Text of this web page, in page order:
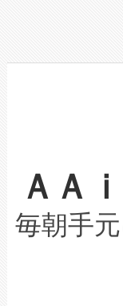
上げお
設備整
加組織
選定さ
取得で
設には
最高経営
す。「
ームを
増加し
る電力
事業者
系統連
限を超
持でき
ービスレ
テリー
念は、
リュー
した
狭視野
ケーブ
なレー
な環境
キロメー
LiDAR
は1535
ＡＡ
毎朝手